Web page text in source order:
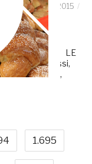
16 Marzo 2015
2 – 1
17’st Capriotti. LE
Rossi,
Silico, Tassotti,
1.695